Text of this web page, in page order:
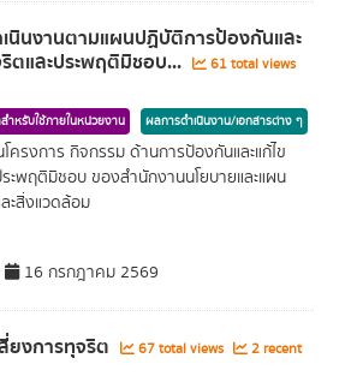
นินงานตามแผนปฏิบัติการป้องกันและ
ตและประพฤติมิชอบ...
61 total views
ำหรับใช้ภายในหน่วยงาน ผลการดำเนินงาน/เอกสารต่าง ๆ
ครงการ กิจกรรม ด้านการป้องกันและแก้ไข
ะพฤติมิชอบ ของสำนักงานนโยบายและแผน
ะสิ่งแวดล้อม
16 กรกฎาคม 2569
ยงการทุจริต 67 total views
2 recent